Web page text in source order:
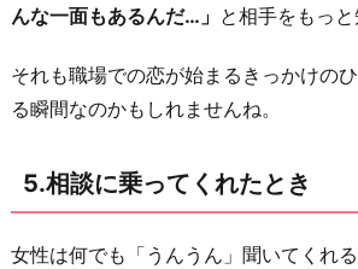
んな一面もあるんだ…」 と相手をもっと
それも職場での恋が始まるきっかけの
る瞬間なのかもしれませんね。
5.相談に乗ってくれたとき
女性は何でも「うんうん」聞いてくれ